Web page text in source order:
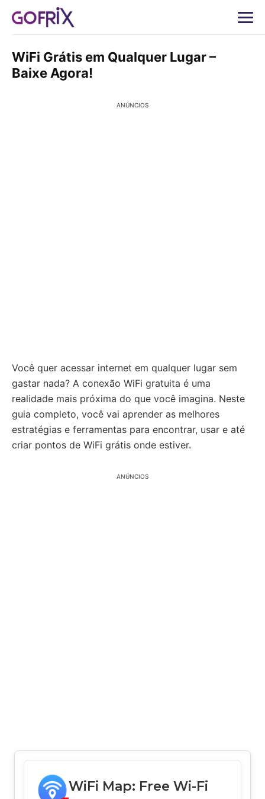
WiFi Grátis em Qualquer Lugar –
Baixe Agora!
ANÚNCIOS
Você quer acessar internet em qualquer lugar sem
gastar nada? A conexão WiFi gratuita é uma
realidade mais próxima do que você imagina. Neste
guia completo, você vai aprender as melhores
estratégias e ferramentas para encontrar, usar e até
criar pontos de WiFi grátis onde estiver.
ANÚNCIOS
WiFi Map: Free Wi-Fi